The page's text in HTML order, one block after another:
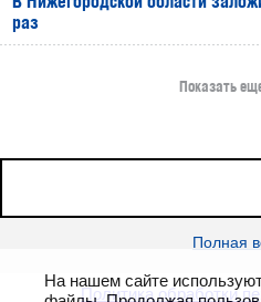
раз
Показать
Полная
Политика обработки
На нашем сайте